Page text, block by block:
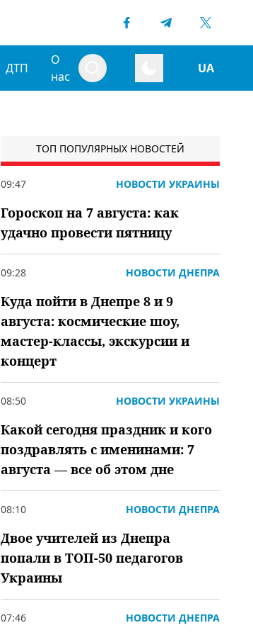
ДТП
О
нас
UA
ТОП ПОПУЛЯРНЫХ НОВОСТЕЙ
09:47 НОВОСТИ УКРАИНЫ
Гороскоп на 7 августа: как
удачно провести пятницу
09:28 НОВОСТИ ДНЕПРА
Куда пойти в Днепре 8 и 9
августа: космические шоу,
мастер-классы, экскурсии и
концерт
08:50 НОВОСТИ УКРАИНЫ
Какой сегодня праздник и кого
поздравлять с именинами: 7
августа — все об этом дне
08:10 НОВОСТИ ДНЕПРА
Двое учителей из Днепра
попали в ТОП-50 педагогов
Украины
07:46 НОВОСТИ ДНЕПРА